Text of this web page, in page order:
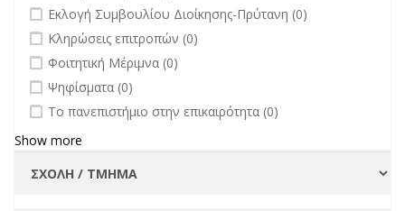
undefined
Εκλογή Συμβουλίου Διοίκησης-Πρύτανη (0)
undefined
Κληρώσεις επιτροπών (0)
undefined
Φοιτητική Μέριμνα (0)
undefined
Ψηφίσματα (0)
undefined
Το πανεπιστήμιο στην επικαιρότητα (0)
Show more